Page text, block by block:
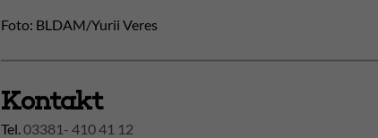
Foto: BLDAM/Yurii Veres
Kontakt
Tel. 03381- 410 41 12